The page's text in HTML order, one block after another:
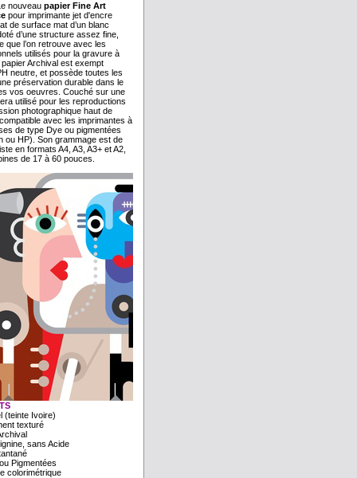
nouveau papier Fine Art
pour imprimante jet d'encre
de surface mat d’un blanc
d’une structure assez fine,
que l’on retrouve avec les
utilisés pour la gravure à
papier Archival est exempt
neutre, et possède toutes les
préservation durable dans le
vos oeuvres. Couché sur une
utilisé pour les reproductions
photographique haut de
avec les imprimantes à
de type Dye ou pigmentées
ou HP). Son grammage est de
en formats A4, A3, A3+ et A2,
de 17 à 60 pouces.
(teinte Ivoire)
texturé
sans Acide
Pigmentées
colorimétrique